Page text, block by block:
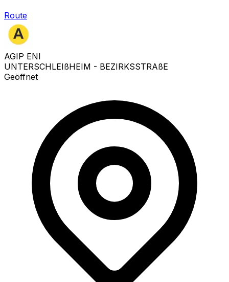
Route
AGIP ENI
UNTERSCHLEIßHEIM - BEZIRKSSTRAßE
Geöffnet